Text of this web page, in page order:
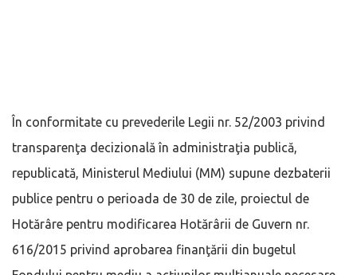
În conformitate cu prevederile Legii nr. 52/2003 privind
transparenţa decizională în administraţia publică,
republicată, Ministerul Mediului (MM) supune dezbaterii
publice pentru o perioada de 30 de zile, proiectul de
Hotărâre pentru modificarea Hotărârii de Guvern nr.
616/2015 privind aprobarea finanţării din bugetul